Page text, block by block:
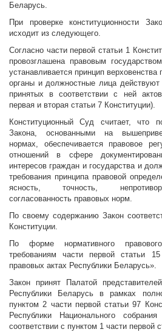
Беларусь.
При проверке конституционности
исходит из следующего.
Согласно части первой статьи 1
провозглашена правовым
устанавливается принцип верховенства
органы и должностные лица
принятых в соответствии с ней
первая и вторая статьи 7 Конституции).
Конституционный Суд считает, что
Закона, основанными на
нормах, обеспечивается правовое
отношений в сфере
интересов граждан и государства и
требования принципа правовой
ясность, точность,
согласованность правовых норм.
По своему содержанию Закон
Конституции.
По форме нормативного
требованиям части первой статьи
правовых актах Республики Беларусь».
Закон принят Палатой
Республики Беларусь в рамках
пунктом 2 части первой статьи 97
Республики Национального
соответствии с пунктом 1 части первой